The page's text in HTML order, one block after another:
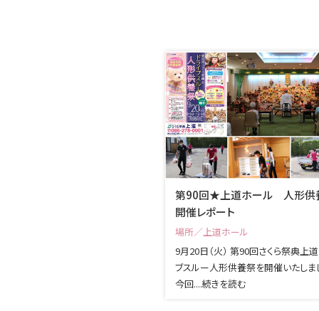
第90回★上道ホール 人形供
開催レポート
場所／上道ホール
9月20日（火） 第90回さくら祭典上道
ブスルー人形供養祭を開催いたしま
今回....続きを読む